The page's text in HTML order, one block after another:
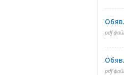
pdf
pdf